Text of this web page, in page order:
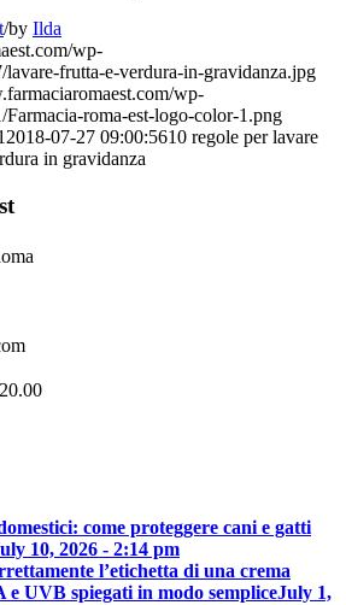
/by Ilda
wp-
lavare-frutta-e-verdura-in-gravidanza.jpg
wp-
Farmacia-roma-est-logo-color-1.png
2018-07-27 09:00:5610 regole per lavare
in gravidanza
come proteggere cani e gatti
10, 2026 - 2:14 pm
l’etichetta di una crema
e UVB spiegati in modo sempliceJuly 1,